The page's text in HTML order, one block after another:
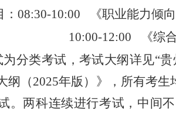
08:30-10:00
《职业能力倾
12:00
《综
分类考试，考试大纲详见“贵
纲（2025年版）》，所有考生
。两科连续进行考试，中间